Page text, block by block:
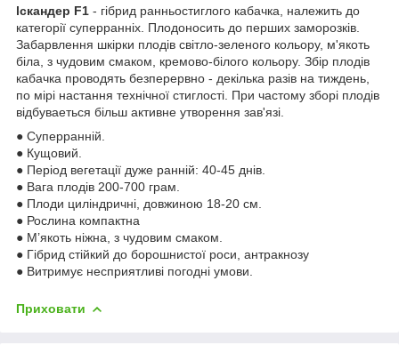
lскандер F1​​​​​​​ - гібрид ранньостиглого кабачка, належить до
категорiї суперраннiх. Плодоносить до перших заморозкiв.
Забарв­лення шкiрки плодiв свiтло-зеленого кольору, м'якоть
бiла, з чудовим смаком, кремово-бiлого кольору. Збiр плодiв
кабачка проводять безперервно - декiлька разiв на тиждень,
по мipi настання технiчної стиглостi. При частому зборi плодiв
вiдбуваеться бiльш активне утворення зав'язi.
● Суперранній.
● Кущовий.
● Період вегетації дуже ранній: 40-45 днів.
● Вага плодів 200-700 грам.
● Плоди циліндричні, довжиною 18-20 см.
● Рослина компактна
● М’якоть ніжна, з чудовим смаком.
● Гібрид стійкий до борошнистої роси, антракнозу
● Витримує несприятливі погодні умови.
Приховати